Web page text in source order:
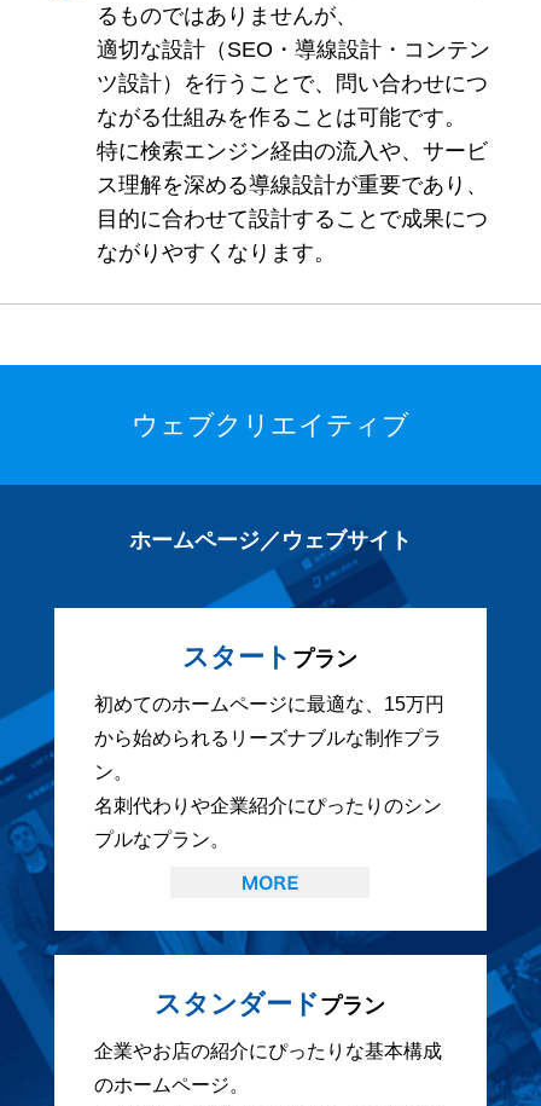
るものではありませんが、
適切な設計（SEO・導線設計・コンテン
ツ設計）を行うことで、問い合わせにつ
ながる仕組みを作ることは可能です。
特に検索エンジン経由の流入や、サービ
ス理解を深める導線設計が重要であり、
目的に合わせて設計することで成果につ
ながりやすくなります。
ウェブクリエイティブ
ホームページ／ウェブサイト
スタート プラン
初めてのホームページに最適な、15万円
から始められるリーズナブルな制作プラ
ン。
名刺代わりや企業紹介にぴったりのシン
プルなプラン。
スタンダードプラン
企業やお店の紹介にぴったりな基本構成
のホームページ。